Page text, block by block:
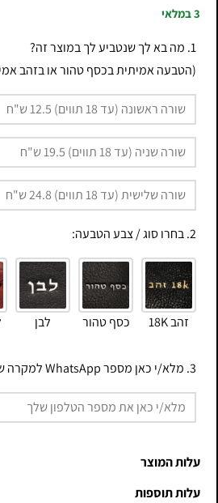
3 במלאי
1. מה בא לך שנטביע לך במוצר זה?
(הטבעה אמיתית בכסף טהור או בזהב
2. בחרו סוג / צבע הטבעה:
זהב 18K כסף טהור לבן
3. מלא/י כאן מספר WhatsApp למקרה שלא נבין משהו:
עלות המוצר
עלות תוספות